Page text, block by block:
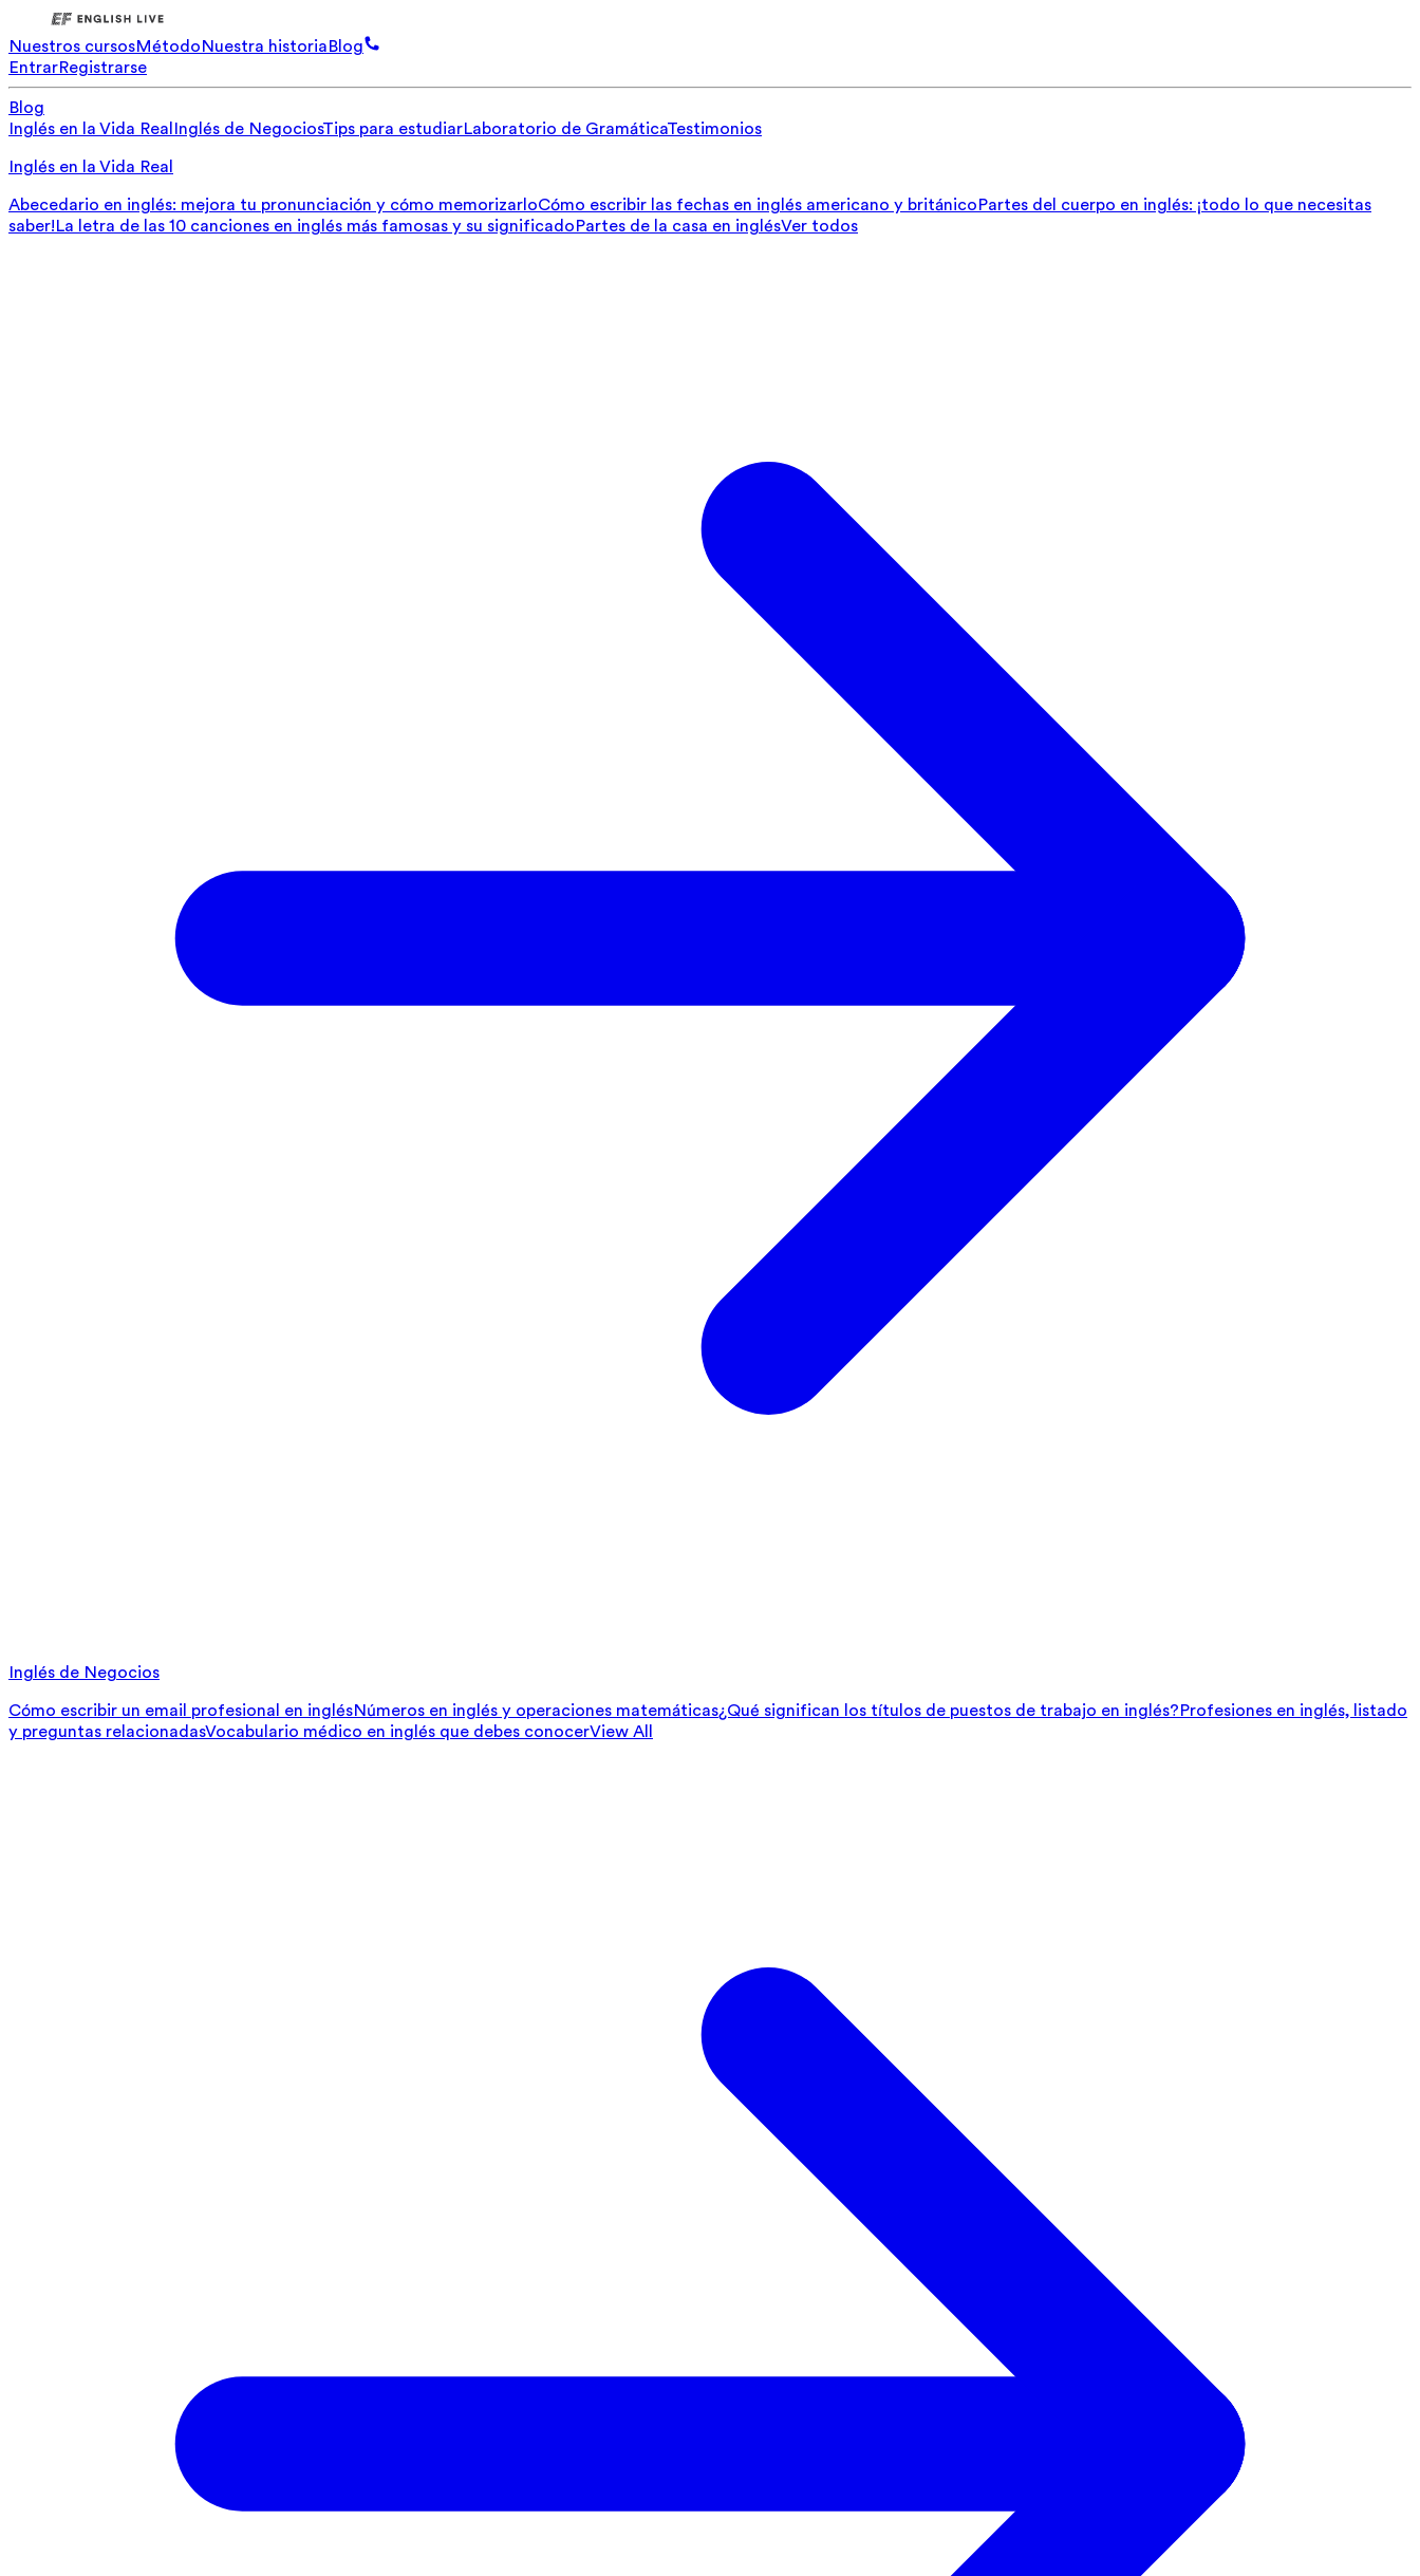
Nuestros cursosMétodoNuestra historiaBlog
EntrarRegistrarse
Blog
Inglés en la Vida Real Inglés de NegociosTips para estudiarLaboratorio de GramáticaTestimonios
Inglés en la Vida Real
Abecedario en inglés: mejora tu pronunciación y cómo memorizarloCómo escribir las fechas en inglés americano y británicoPartes del cuerpo en inglés: ¡todo lo que necesitas
saber!La letra de las 10 canciones en inglés más famosas y su significadoPartes de la casa en inglésVer todos
Inglés de Negocios
Cómo escribir un email profesional en inglésNúmeros en inglés y operaciones matemáticas¿Qué significan los títulos de puestos de trabajo en inglés?Profesiones en inglés, listado
y preguntas relacionadasVocabulario médico en inglés que debes conocerView All